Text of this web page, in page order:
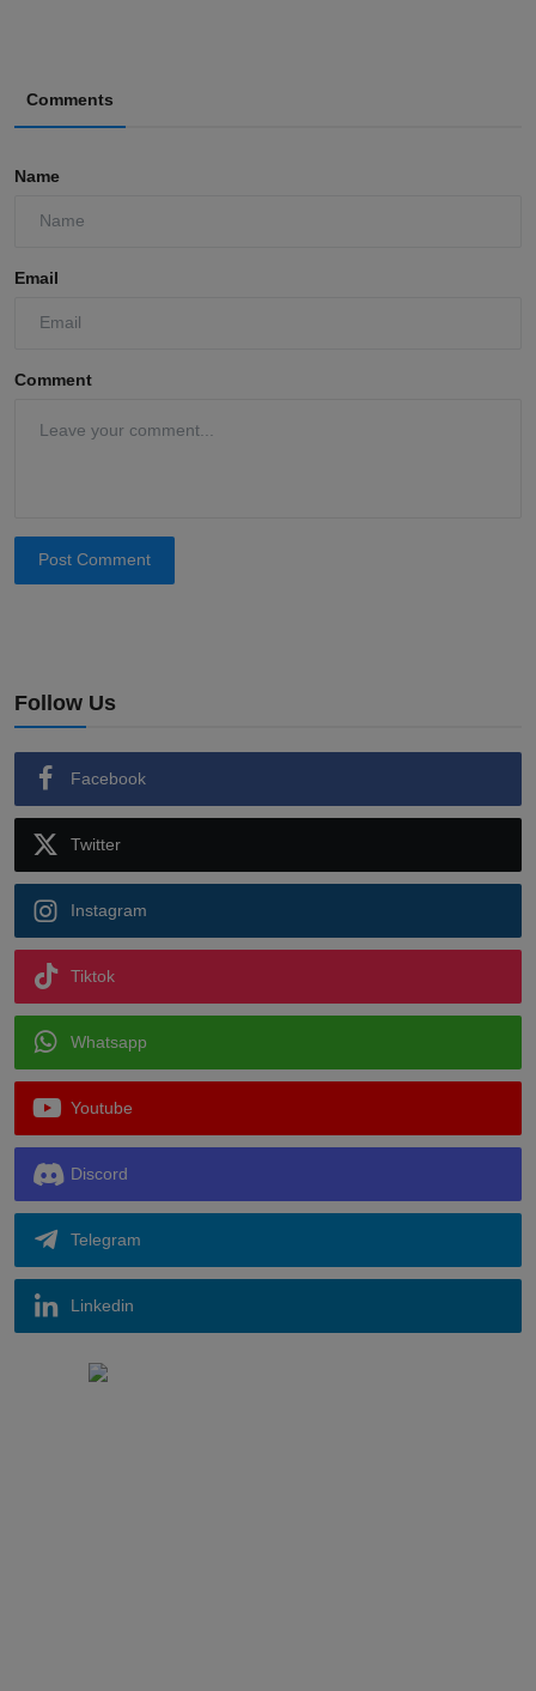
Comments
Name
Email
Comment
Post Comment
Follow Us
Facebook
Twitter
Instagram
Tiktok
Whatsapp
Youtube
Discord
Telegram
Linkedin